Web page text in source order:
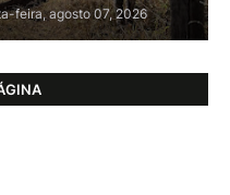
feira, agosto 07, 2026